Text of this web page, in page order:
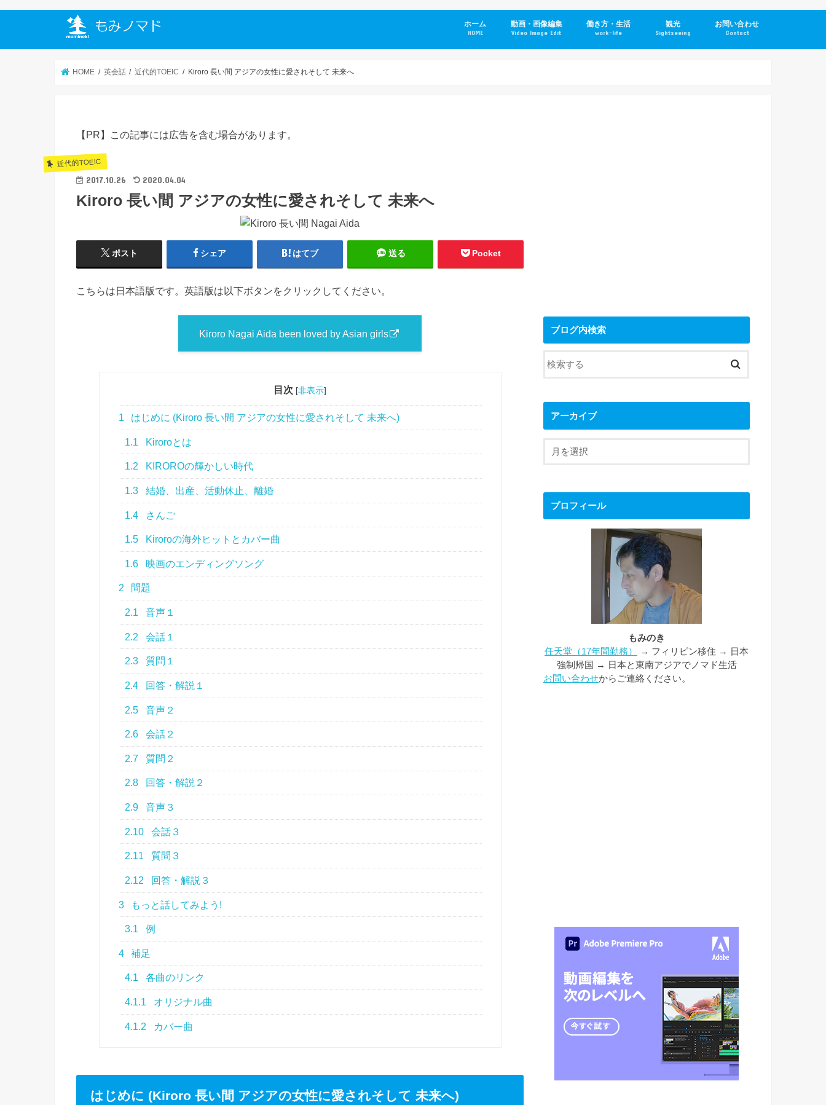
ホーム
HOME
動画・画像編集
Video Image Edit
働き方・生活
work-life
観光
Sightseeing
お問い合わせ
Contact
HOME 英会話 近代的TOEIC Kiroro 長い間 アジアの女性に愛されそして 未来へ
【PR】この記事には広告を含む場合があります。
近代的TOEIC
2017.10.26 2020.04.04
Kiroro 長い間 アジアの女性に愛されそして 未来へ
ポスト シェア はてブ 送る Pocket
こちらは日本語版です。英語版は以下ボタンをクリックしてください。
Kiroro Nagai Aida been loved by Asian girls
目次 [非表示]
1 はじめに (Kiroro 長い間 アジアの女性に愛されそして 未来へ)
1.1 Kiroroとは
1.2 KIROROの輝かしい時代
1.3 結婚、出産、活動休止、離婚
1.4 さんご
1.5 Kiroroの海外ヒットとカバー曲
1.6 映画のエンディングソング
2 問題
2.1 音声１
2.2 会話１
2.3 質問１
2.4 回答・解説１
2.5 音声２
2.6 会話２
2.7 質問２
2.8 回答・解説２
2.9 音声３
2.10 会話３
2.11 質問３
2.12 回答・解説３
3 もっと話してみよう!
3.1 例
4 補足
4.1 各曲のリンク
4.1.1 オリジナル曲
4.1.2 カバー曲
はじめに (Kiroro 長い間 アジアの女性に愛されそして 未来へ)
ブログ内検索
アーカイブ
プロフィール
もみのき
任天堂（17年間勤務）
→ フィリピン移住 → 日本
強制帰国 → 日本と東南アジアでノマド生活
お問い合わせからご連絡ください。